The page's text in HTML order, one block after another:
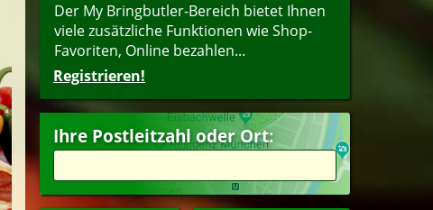
Der My Bringbutler-Bereich bietet Ihnen
viele zusätzliche Funktionen wie Shop-
Favoriten, Online bezahlen...
Registrieren!
Ihre Postleitzahl oder Ort: